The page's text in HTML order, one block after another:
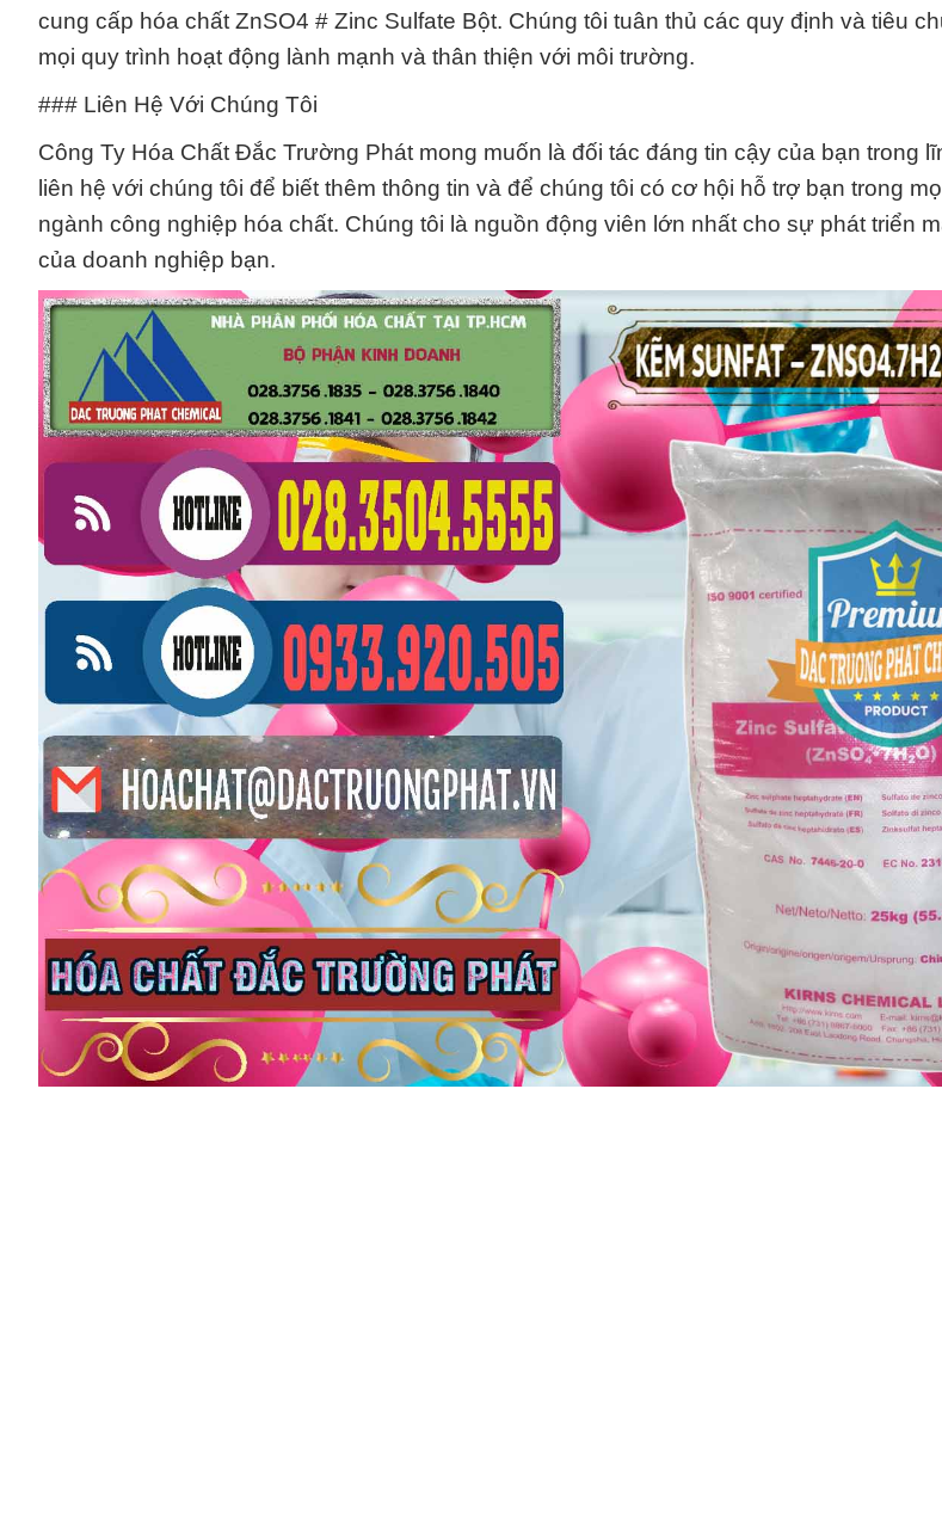
cung cấp hóa chất ZnSO4 # Zinc Sulfate Bột. Chúng tôi tuân thủ các quy định và tiêu
mọi quy trình hoạt động lành mạnh và thân thiện với môi trường.
### Liên Hệ Với Chúng Tôi
Công Ty Hóa Chất Đắc Trường Phát mong muốn là đối tác đáng tin cậy của bạn trong
liên hệ với chúng tôi để biết thêm thông tin và để chúng tôi có cơ hội hỗ trợ bạn trong
ngành công nghiệp hóa chất. Chúng tôi là nguồn động viên lớn nhất cho sự phát triển
của doanh nghiệp bạn.